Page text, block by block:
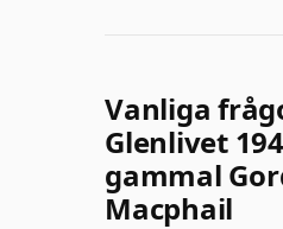
Vanliga
Glenlivet
gammal
Macphail